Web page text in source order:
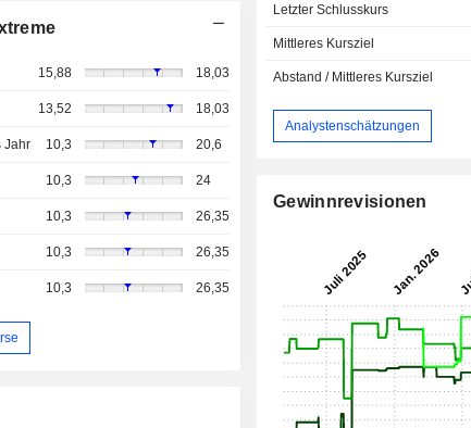
15,88 18,03
13,52 18,03
Jahr 10,3 20,6
10,3 24
10,3 26,35
10,3 26,35
10,3 26,35
Letzter Schlusskurs
Mittleres Kursziel
Abstand / Mittleres Kursziel
Analystenschätzungen
Gewinnrevisionen